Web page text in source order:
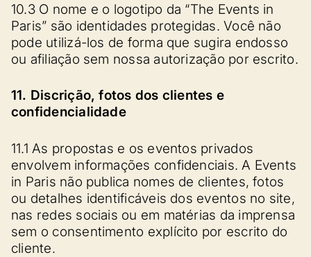
10.3 O nome e o logotipo da “The Events in
Paris” são identidades protegidas. Você não
pode utilizá-los de forma que sugira endosso
ou afiliação sem nossa autorização por escrito.
11. Discrição, fotos dos clientes e
confidencialidade
11.1 As propostas e os eventos privados
envolvem informações confidenciais. A Events
in Paris não publica nomes de clientes, fotos
ou detalhes identificáveis dos eventos no site,
nas redes sociais ou em matérias da imprensa
sem o consentimento explícito por escrito do
cliente.